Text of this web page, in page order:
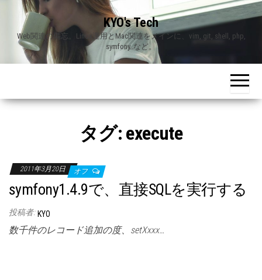
content
KYO's Tech
Web関連の備忘。Linux運用とMac関連をメインに、vim, git, shell, php,
symfony..など。
タグ: execute
2011年3月20日 オフ
symfony1.4.9で、直接SQLを実行する
投稿者: KYO
数千件のレコード追加の度、setXxxx…